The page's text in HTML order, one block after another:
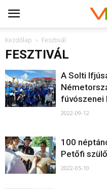
Kezdőlap Fesztivál
FESZTIVÁL
A Solti
fúvószenei
2022-09-12
100
Petőfi
2022-05-10